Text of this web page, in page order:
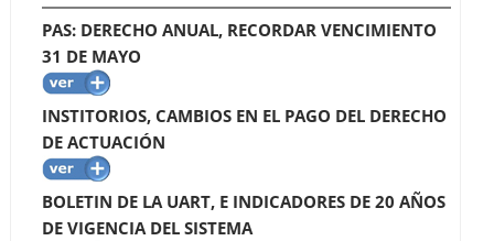
PAS: DERECHO ANUAL, RECORDAR VENCIMIENTO
31 DE MAYO
INSTITORIOS, CAMBIOS EN EL PAGO DEL DERECHO
DE ACTUACIÓN
BOLETIN DE LA UART, E INDICADORES DE 20 AÑOS
DE VIGENCIA DEL SISTEMA